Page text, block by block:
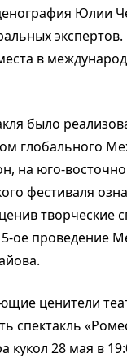
Юлии
в
было
глобального
на юго-
фестиваля
творческие
ое проведение
ценители
кукол 28 мая в